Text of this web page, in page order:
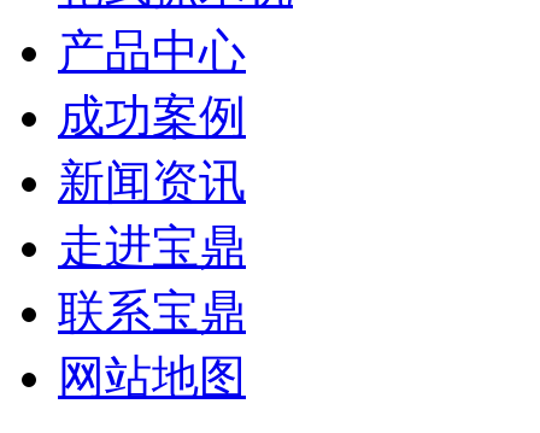
产品中心
成功案例
新闻资讯
走进宝鼎
联系宝鼎
网站地图